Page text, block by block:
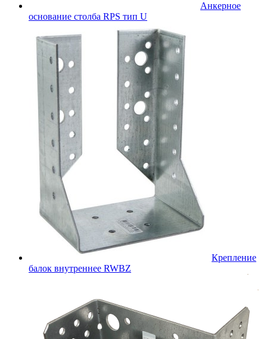
Анкерное
основание столба RPS тип U
Крепление
балок внутреннее RWBZ